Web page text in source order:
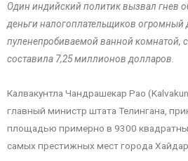
Один индийский политик вызвал гнев
деньги налогоплательщиков огромный
пуленепробиваемой ванной комнатой,
составила 7,25 миллионов долларов.
Калвакунтла Чандрашекар Рао
главный министр штата Телингана,
площадью примерно в 9300
самых престижных мест города